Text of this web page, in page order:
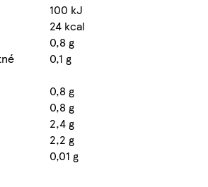
100 kJ
24 kcal
0,8 g
0,1 g
0,8 g
0,8 g
2,4 g
2,2 g
0,01 g